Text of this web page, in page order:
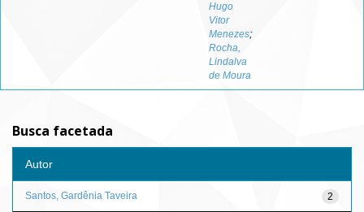
Hugo
Vitor
Menezes;
Rocha,
Lindalva
de Moura
Busca facetada
Autor
2
Santos, Gardênia Taveira